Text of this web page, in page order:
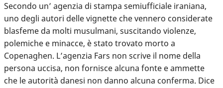
Secondo un’ agenzia di stampa semiufficiale iraniana,
uno degli autori delle vignette che vennero considerate
blasfeme da molti musulmani, suscitando violenze,
polemiche e minacce, è stato trovato morto a
Copenaghen. L’agenzia Fars non scrive il nome della
persona uccisa, non fornisce alcuna fonte e ammette
che le autorità danesi non danno alcuna conferma. Dice